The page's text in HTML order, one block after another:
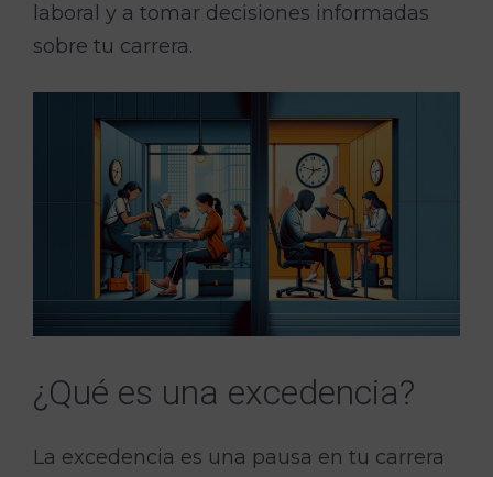
laboral y a tomar decisiones informadas
sobre tu carrera.
¿Qué es una excedencia?
La excedencia es una pausa en tu carrera